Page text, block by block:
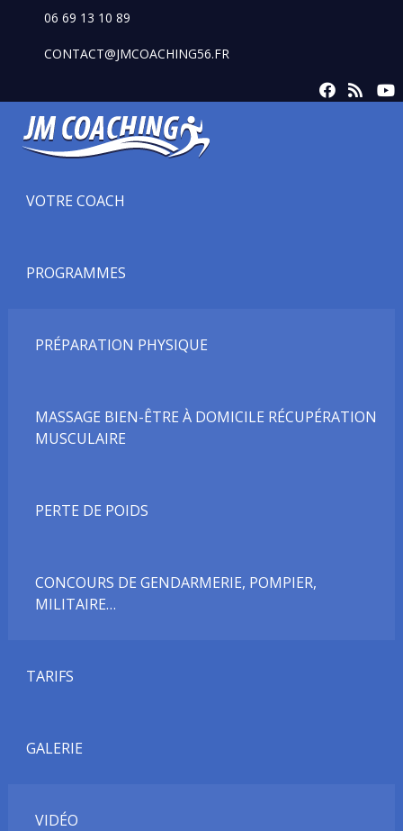
06 69 13 10 89
CONTACT@JMCOACHING56.FR
VOTRE COACH
PROGRAMMES
PRÉPARATION PHYSIQUE
MASSAGE BIEN-ÊTRE À DOMICILE RÉCUPÉRATION
MUSCULAIRE
PERTE DE POIDS
CONCOURS DE GENDARMERIE, POMPIER,
MILITAIRE…
TARIFS
GALERIE
VIDÉO